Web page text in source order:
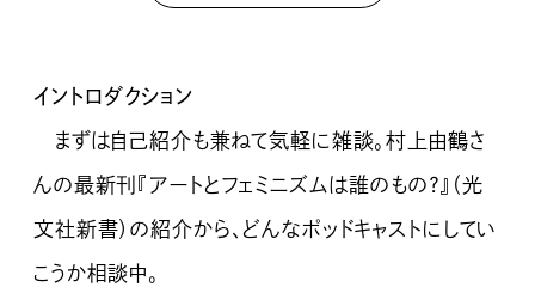
イントロダクション
まずは自己紹介も兼ねて気軽に雑談。村上由鶴さ
んの最新刊『アートとフェミニズムは誰のもの？』（光
文社新書）の紹介から、どんなポッドキャストにしてい
こうか相談中。